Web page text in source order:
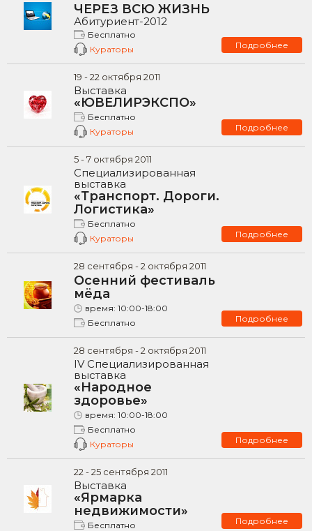
ЧЕРЕЗ ВСЮ ЖИЗНЬ
Абитуриент-2012
Бесплатно
Кураторы
Подробнее
19 -22 октября 2011
Выставка
«ЮВЕЛИРЭКСПО»
Бесплатно
Кураторы
Подробнее
5-7октября 2011
Специализированная
выставка
«Транспорт. Дороги.
Логистика»
Бесплатно
Кураторы
Подробнее
28 сентября -2 октября 2011
Осенний фестиваль
мёда
время: 10:00-18:00
Бесплатно
Подробнее
28 сентября -2 октября 2011
IV Специализированная
выставка
«Народное
здоровье»
время: 10:00-18:00
Бесплатно
Кураторы
Подробнее
22 -25сентября 2011
Выставка
«Ярмарка
недвижимости»
Бесплатно Подробнее